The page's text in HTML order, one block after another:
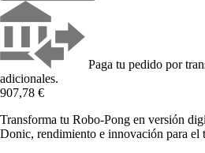
Paga tu pedido por
adicionales.
907,78 €
Transforma tu Robo-Pong en versión
Donic, rendimiento e innovación para el